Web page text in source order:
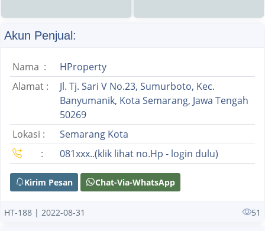
Akun Penjual:
Nama :
HProperty
Alamat :
Jl. Tj. Sari V No.23, Sumurboto, Kec.
Banyumanik, Kota Semarang, Jawa Tengah
50269
Lokasi :
Semarang Kota
:
081xxx..(klik lihat no.Hp - login dulu)
Kirim Pesan Chat-Via-WhatsApp
HT-188 | 2022-08-31 51